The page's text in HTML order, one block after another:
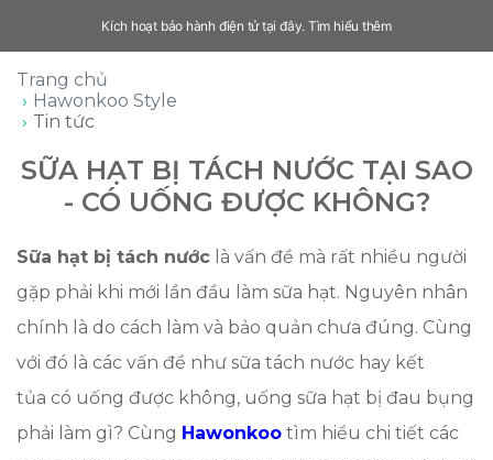
Kích hoạt bảo hành điện tử tại đây. Tìm hiểu thêm
Trang chủ
Hawonkoo Style
Tin tức
SỮA HẠT BỊ TÁCH NƯỚC TẠI SAO
- CÓ UỐNG ĐƯỢC KHÔNG?
Sữa hạt bị tách nước là vấn đề mà rất nhiều người
gặp phải khi mới lần đầu làm sữa hạt. Nguyên nhân
chính là do cách làm và bảo quản chưa đúng. Cùng
với đó là các vấn đề như sữa tách nước hay kết
tủa có uống được không, uống sữa hạt bị đau bụng
phải làm gì? Cùng Hawonkoo tìm hiểu chi tiết các